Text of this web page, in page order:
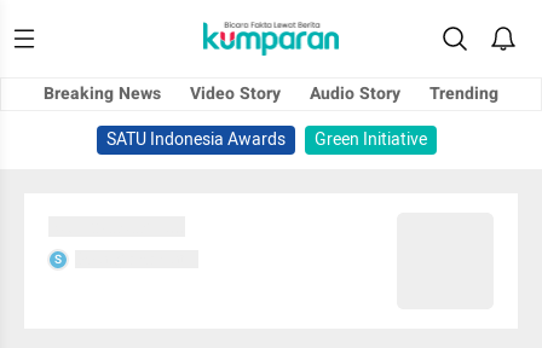
Breaking News Video Story Audio Story
Trending
SATU Indonesia Awards
Green Initiative
S